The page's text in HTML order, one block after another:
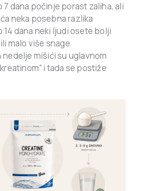
7 dana počinje porast zaliha, ali
neka posebna razlika
14 dana neki ljudi osete bolji
malo više snage
nedelje mišići su uglavnom
i tada se postiže